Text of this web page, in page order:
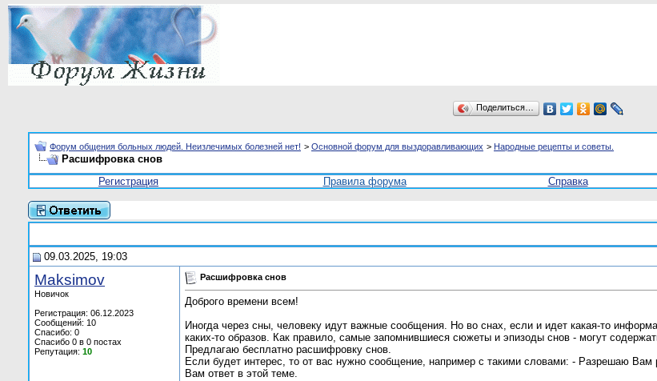
Поделиться…
Форум общения больных людей. Неизлечимых болезней нет! > Основной форум для выздоравливающих > Народные рецепты и советы.
Расшифровка снов
Регистрация Правила форума Справка
09.03.2025, 19:03
Maksimov
Новичок
Регистрация: 06.12.2023
Сообщений: 10
Спасибо: 0
Спасибо 0 в 0 постах
Репутация: 10
Расшифровка снов
Доброго времени всем!
Иногда через сны, человеку идут важные сообщения. Но во снах, если и идет какая-то
каких-то образов. Как правило, самые запомнившиеся сюжеты и эпизоды снов - могут
Предлагаю бесплатно расшифровку снов.
Если будет интерес, то от вас нужно сообщение, например с такими словами: - Разрешаю
Вам ответ в этой теме.